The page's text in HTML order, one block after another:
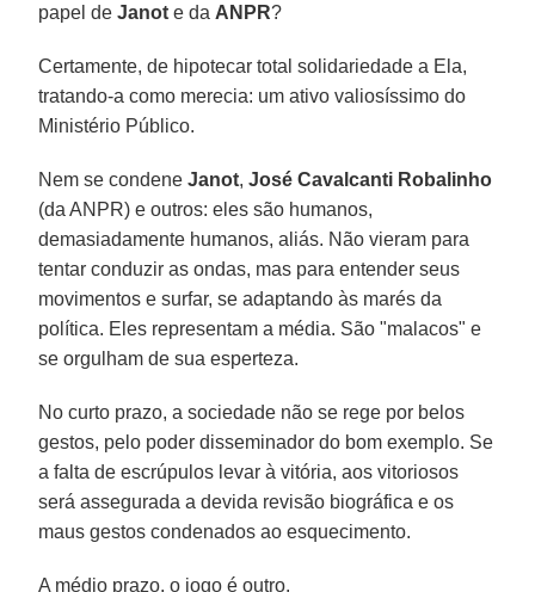
papel deJanot e da ANPR?
Certamente, de hipotecar total solidariedade a Ela,
tratando-a como merecia: um ativo valiosíssimo do
Ministério Público.
Nem se condeneJanot,José Cavalcanti Robalinho
(da ANPR) e outros: eles são humanos,
demasiadamente humanos, aliás. Não vieram para
tentar conduzir as ondas, mas para entender seus
movimentos e surfar, se adaptando às marés da
política. Eles representam a média. São "malacos" e
se orgulham de sua esperteza.
No curto prazo, a sociedade não se rege por belos
gestos, pelo poder disseminador do bom exemplo. Se
a falta de escrúpulos levar à vitória, aos vitoriosos
será assegurada a devida revisão biográfica e os
maus gestos condenados ao esquecimento.
A médio prazo, o jogo é outro.